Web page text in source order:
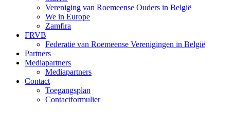
Vereniging van Roemeense Ouders in België
We in Europe
Zamfira
FRVB
Federatie van Roemeense Verenigingen in België
Partners
Mediapartners
Mediapartners
Contact
Toegangsplan
Contactformulier